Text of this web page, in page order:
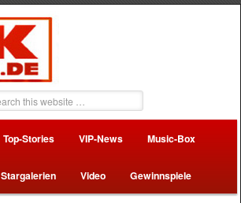
Top-Stories VIP-News Music-Box
Stargalerien Video Gewinnspiele